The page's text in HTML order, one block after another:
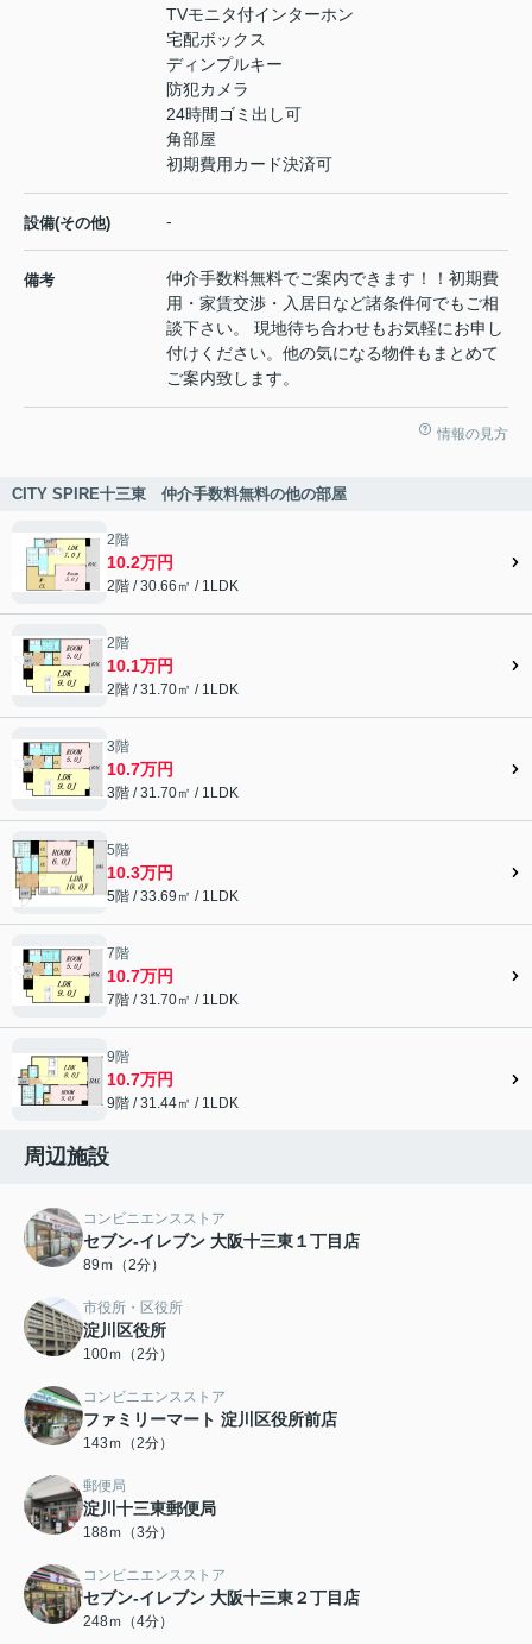
TVモニタ付インターホン
宅配ボックス
ディンプルキー
防犯カメラ
24時間ゴミ出し可
角部屋
初期費用カード決済可
設備(その他) -
備考
仲介手数料無料でご案内できます！！初期費
用・家賃交渉・入居日など諸条件何でもご相
談下さい。 現地待ち合わせもお気軽にお申し
付けください。他の気になる物件もまとめて
ご案内致します。
情報の見方
CITY SPIRE十三東 仲介手数料無料の他の部屋
2階
10.2万円
2階 / 30.66㎡ / 1LDK
2階
10.1万円
2階 / 31.70㎡ / 1LDK
3階
10.7万円
3階 / 31.70㎡ / 1LDK
5階
10.3万円
5階 / 33.69㎡ / 1LDK
7階
10.7万円
7階 / 31.70㎡ / 1LDK
9階
10.7万円
9階 / 31.44㎡ / 1LDK
周辺施設
コンビニエンスストア
セブン-イレブン 大阪十三東１丁目店
89ｍ（2分）
市役所・区役所
淀川区役所
100ｍ（2分）
コンビニエンスストア
ファミリーマート 淀川区役所前店
143ｍ（2分）
郵便局
淀川十三東郵便局
188ｍ（3分）
コンビニエンスストア
セブン-イレブン 大阪十三東２丁目店
248ｍ（4分）